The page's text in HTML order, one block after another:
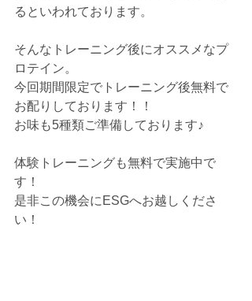
るといわれております。
そんなトレーニング後にオススメなプ
ロテイン。
今回期間限定でトレーニング後無料で
お配りしております！！
お味も5種類ご準備しております♪
体験トレーニングも無料で実施中で
す！
是非この機会にESGへお越しくださ
い！